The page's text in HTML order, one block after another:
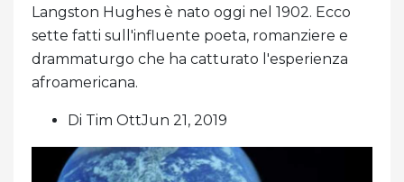
Langston Hughes è nato oggi nel 1902. Ecco
sette fatti sull'influente poeta, romanziere e
drammaturgo che ha catturato l'esperienza
afroamericana.
Di Tim OttJun 21, 2019